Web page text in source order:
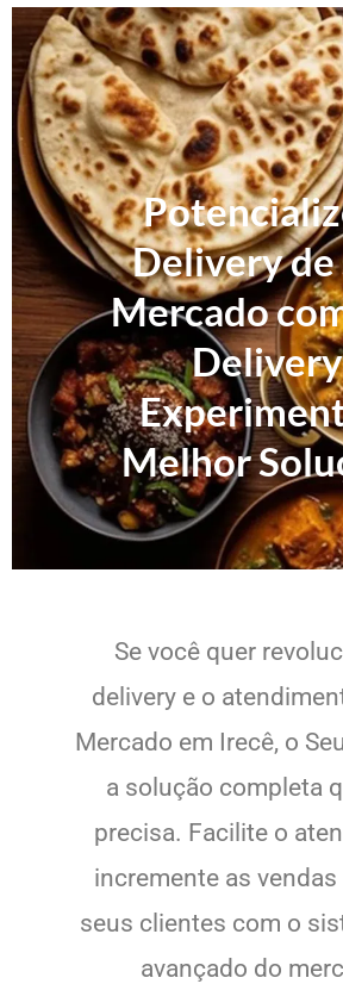
Delivery de
Mercado
Delivery
Melhor
Se você quer
delivery e o
Mercado em Irecê, o
a solução completa
precisa. Facilite o
incremente as
seus clientes com o
avançado do